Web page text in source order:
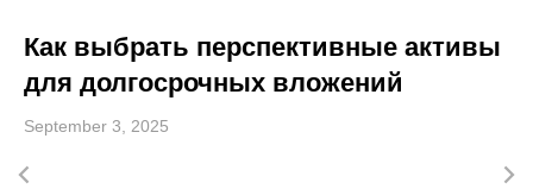
Как выбрать перспективные активы
для долгосрочных вложений
September 3, 2025